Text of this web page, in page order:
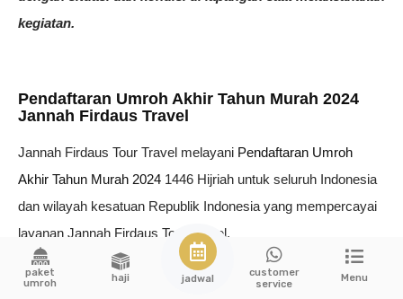
kegiatan.
Pendaftaran Umroh Akhir Tahun Murah 2024
Jannah Firdaus Travel
Jannah Firdaus Tour Travel melayani Pendaftaran Umroh
Akhir Tahun Murah 2024 1446 Hijriah untuk seluruh Indonesia
dan wilayah kesatuan Republik Indonesia yang mempercayai
layanan Jannah Firdaus Tour Travel.
Biidznillah dengan kemudahan Era Digital dengan internet para
paket
umroh
haji jadwal
customer
service
Menu